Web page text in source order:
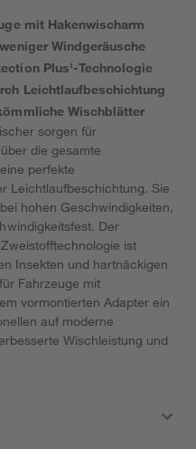
mit Hakenwischarm
Windgeräusche
Plus'-Technologie
Leichtlaufbeschichtung
Wischblätter
sorgen für
die gesamte
perfekte
Leichtlaufbeschichtung. Sie
hohen Geschwindigkeiten,
Der
ist
Insekten und hartnäckigen
Fahrzeuge mit
vormontierten Adapter ein
auf moderne
Wischleistung und